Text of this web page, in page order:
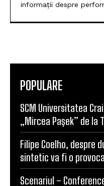
informații despre
POPULARE
SCM Universitatea
„Mircea Pașek” de la
Filipe Coelho, despre
sintetic va fi o
Scenariul –